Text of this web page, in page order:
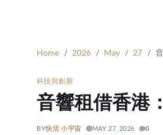
Home 2026 May 27
科技與創新
音響租借香港
BY快活 小宇宙 MAY 27, 2026 0